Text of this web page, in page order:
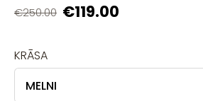
€250.00 €119.00
KRĀSA